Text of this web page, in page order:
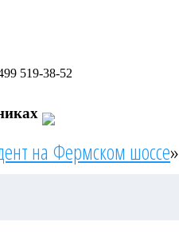
519-38-52
на Фермском шоссе»